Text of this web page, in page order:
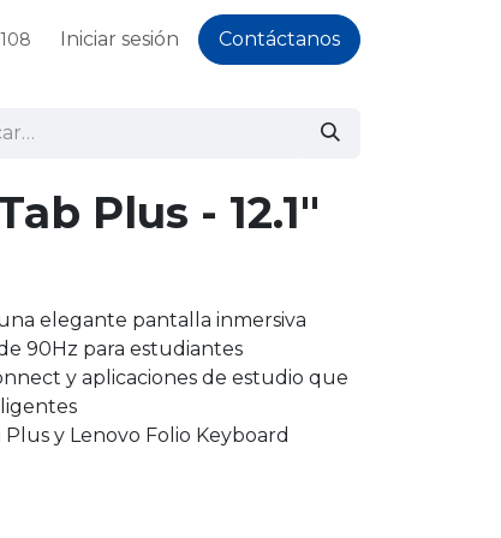
Iniciar sesión Contáctanos
Plus - 12.1"
elegante pantalla inmersiva
90Hz para estudiantes
y aplicaciones de estudio que
y Lenovo Folio Keyboard